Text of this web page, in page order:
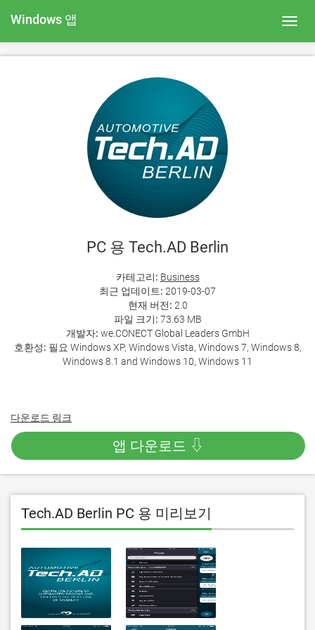
Windows 앱
PC 용 Tech.AD Berlin
카테고리: Business
최근 업데이트: 2019-03-07
현재 버전: 2.0
파일 크기: 73.63 MB
개발자: we.CONECT Global Leaders GmbH
호환성: 필요 Windows XP, Windows Vista, Windows 7, Windows 8,
Windows 8.1 and Windows 10, Windows 11
다운로드 링크
앱 다운로드 ⇩
Tech.AD Berlin PC 용 미리보기